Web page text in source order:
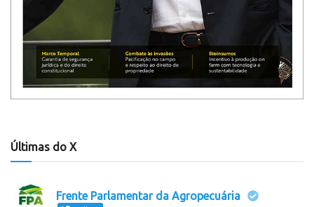
Últimas do X
Frente Parlamentar da Agropecuária